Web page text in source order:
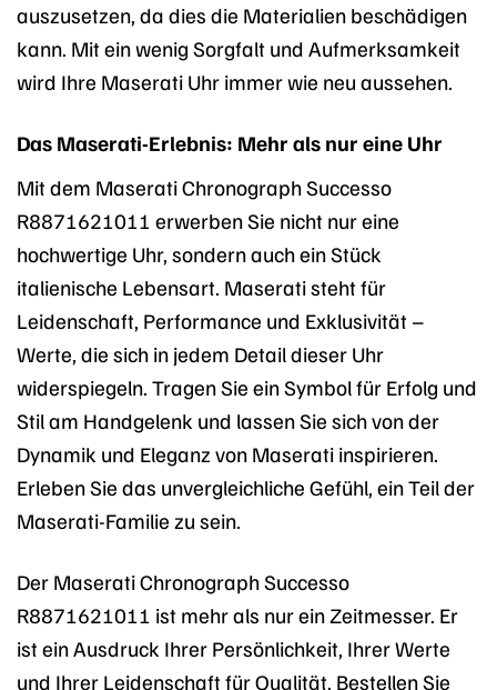
auszusetzen, da dies die Materialien beschädigen
kann. Mit ein wenig Sorgfalt und Aufmerksamkeit
wird Ihre Maserati Uhr immer wie neu aussehen.
Das Maserati-Erlebnis: Mehr als nur eine Uhr
Mit dem Maserati Chronograph Successo
R8871621011 erwerben Sie nicht nur eine
hochwertige Uhr, sondern auch ein Stück
italienische Lebensart. Maserati steht für
Leidenschaft, Performance und Exklusivität –
Werte, die sich in jedem Detail dieser Uhr
widerspiegeln. Tragen Sie ein Symbol für Erfolg und
Stil am Handgelenk und lassen Sie sich von der
Dynamik und Eleganz von Maserati inspirieren.
Erleben Sie das unvergleichliche Gefühl, ein Teil der
Maserati-Familie zu sein.
Der Maserati Chronograph Successo
R8871621011 ist mehr als nur ein Zeitmesser. Er
ist ein Ausdruck Ihrer Persönlichkeit, Ihrer Werte
und Ihrer Leidenschaft für Qualität. Bestellen Sie